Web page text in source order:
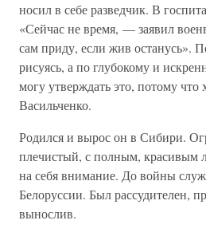
носил в себе разведчик. В
«Сейчас не время, — заявил
сам приду, если жив останусь».
рисуясь, а по глубокому и
могу утверждать это, потому что
Васильченко.
Родился и вырос он в Сибири.
плечистый, с полным, красивым
на себя внимание. До войны
Белоруссии. Был рассудителен,
вынослив.